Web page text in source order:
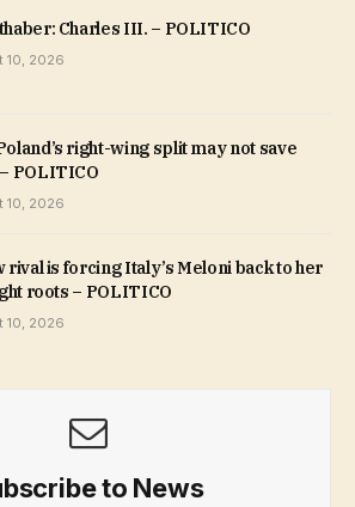
Charles III. – POLITICO
10, 2026
right-wing split may not save
POLITICO
10, 2026
rival is forcing Italy’s Meloni back to her
roots – POLITICO
10, 2026
to News